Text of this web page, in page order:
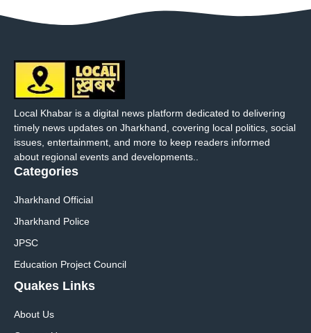
Local Khabar is a digital news platform dedicated to delivering
timely news updates on Jharkhand, covering local politics, social
issues, entertainment, and more to keep readers informed
about regional events and developments..
Categories
Jharkhand Official
Jharkhand Police
JPSC
Education Project Council
Quakes Links
About Us